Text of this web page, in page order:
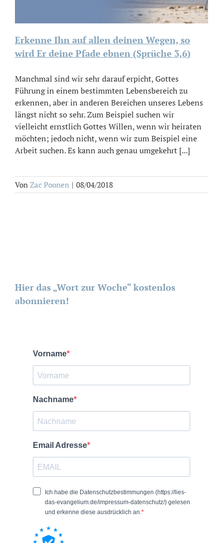
Erkenne Ihn auf allen deinen Wegen, so
wird Er deine Pfade ebnen (Sprüche 3,6)
Manchmal sind wir sehr darauf erpicht, Gottes
Führung in einem bestimmten Lebensbereich zu
erkennen, aber in anderen Bereichen unseres Lebens
längst nicht so sehr. Zum Beispiel suchen wir
vielleicht ernstlich Gottes Willen, wenn wir heiraten
möchten; jedoch nicht, wenn wir zum Beispiel eine
Arbeit suchen. Es kann auch genau umgekehrt [...]
Von Zac Poonen | 08/04/2018
Hier das „Wort zur Woche“ kostenlos
abonnieren!